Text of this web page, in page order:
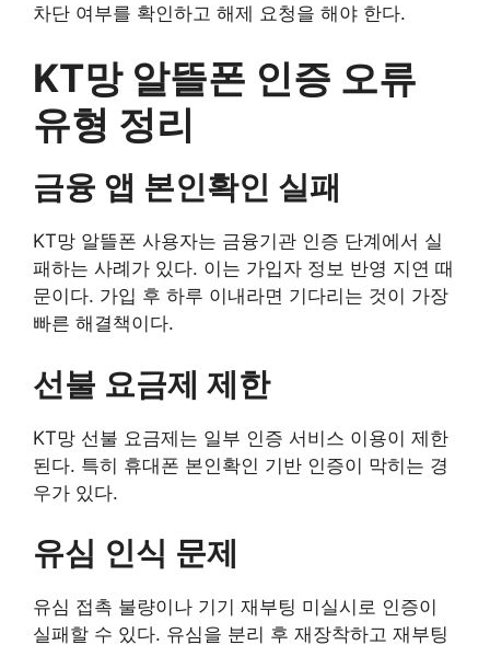
차단 여부를 확인하고 해제 요청을 해야 한다.
KT망 알뜰폰 인증 오류
유형 정리
금융 앱 본인확인 실패
KT망 알뜰폰 사용자는 금융기관 인증 단계에서 실
패하는 사례가 있다. 이는 가입자 정보 반영 지연 때
문이다. 가입 후 하루 이내라면 기다리는 것이 가장
빠른 해결책이다.
선불 요금제 제한
KT망 선불 요금제는 일부 인증 서비스 이용이 제한
된다. 특히 휴대폰 본인확인 기반 인증이 막히는 경
우가 있다.
유심 인식 문제
유심 접촉 불량이나 기기 재부팅 미실시로 인증이
실패할 수 있다. 유심을 분리 후 재장착하고 재부팅